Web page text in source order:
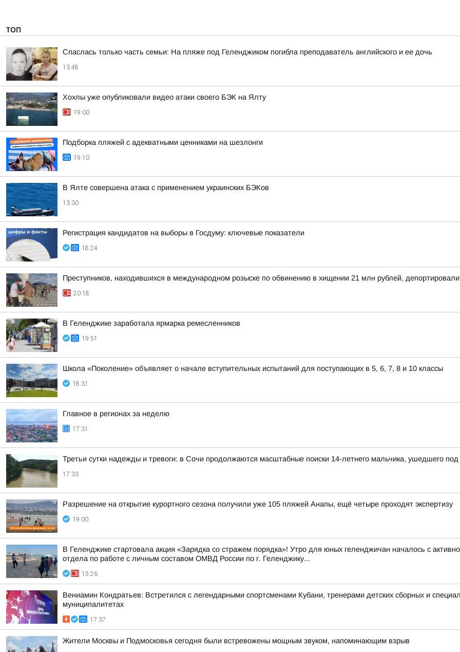
ТОП
Спаслась только часть семьи: На пляже под Геленджиком погибла преподаватель английского и ее дочь
13:48
Хохлы уже опубликовали видео атаки своего БЭК на Ялту
19:00
Подборка пляжей с адекватными ценниками на шезлонги
19:10
В Ялте совершена атака с применением украинских БЭКов
13:30
Регистрация кандидатов на выборы в Госдуму: ключевые показатели
18:24
Преступников, находившихся в международном розыске по обвинению в хищении 21 млн рублей,
20:18
В Геленджике заработала ярмарка ремесленников
19:51
Школа «Поколение» объявляет о начале вступительных испытаний для поступающих в 5, 6, 7, 8 и 10 классы
18:31
Главное в регионах за неделю
17:31
Третьи сутки надежды и тревоги: в Сочи продолжаются масштабные поиски 14-летнего мальчика, ушедшего под
17:33
Разрешение на открытие курортного сезона получили уже 105 пляжей Анапы, ещё четыре проходят экспертизу
19:00
В Геленджике стартовала акция «Зарядка со стражем порядка»! Утро для юных геленджичан началось с
отдела по работе с личным составом ОМВД России по г. Геленджику...
15:26
Вениамин Кондратьев: Встретился с легендарными спортсменами Кубани, тренерами детских сборных и
муниципалитетах
17:37
Жители Москвы и Подмосковья сегодня были встревожены мощным звуком, напоминающим взрыв